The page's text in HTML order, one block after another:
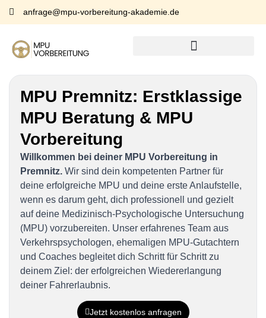
anfrage@mpu-vorbereitung-akademie.de
MPU Premnitz: Erstklassige
MPU Beratung & MPU
Vorbereitung
Willkommen bei deiner MPU Vorbereitung in
Premnitz. Wir sind dein kompetenten Partner für
deine erfolgreiche MPU und deine erste Anlaufstelle,
wenn es darum geht, dich professionell und gezielt
auf deine Medizinisch-Psychologische Untersuchung
(MPU) vorzubereiten. Unser erfahrenes Team aus
Verkehrspsychologen, ehemaligen MPU-Gutachtern
und Coaches begleitet dich Schritt für Schritt zu
deinem Ziel: der erfolgreichen Wiedererlangung
deiner Fahrerlaubnis.
Jetzt kostenlos anfragen